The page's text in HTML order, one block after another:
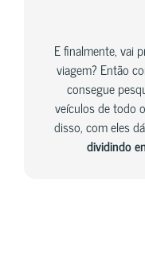
E finalmente, vai
viagem? Então
consegue
veículos de todo
disso, com eles
dividindo